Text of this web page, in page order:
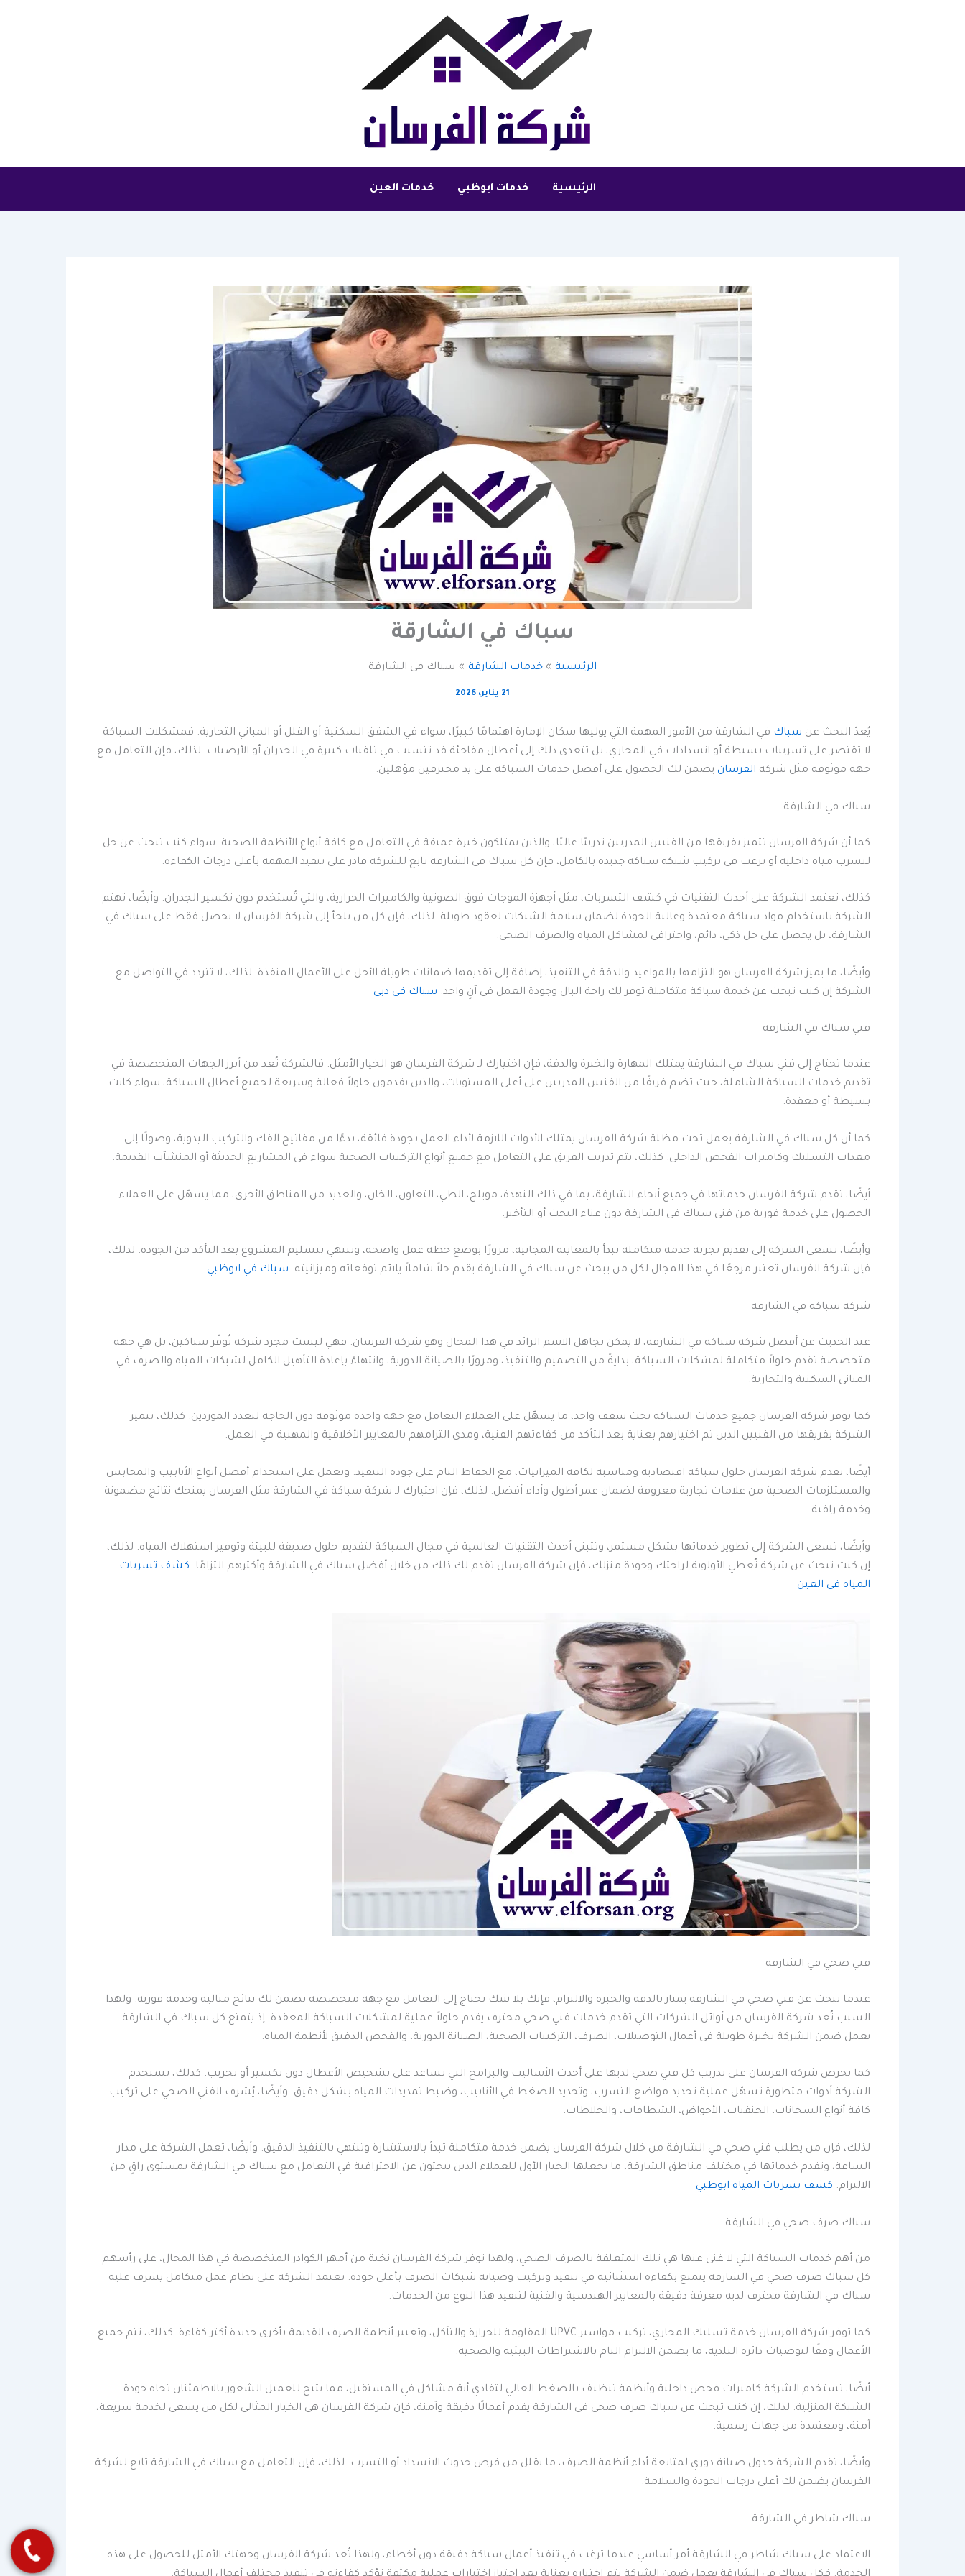
الرئيسية خدمات ابوظبي خدمات العين
سباك في الشارقة
الرئيسية خدمات الشارقة سباك في الشارقة
21 يناير، 2026
يُعدّ البحث عن سباك في الشارقة من الأمور المهمة التي يوليها سكان الإمارة اهتمامًا كبيرًا، سواء في الشقق السكنية أو الفلل أو المباني التجارية. فمشكلات السباكة
لا تقتصر على تسريبات بسيطة أو انسدادات في المجاري، بل تتعدى ذلك إلى أعطال مفاجئة قد تتسبب في تلفيات كبيرة في الجدران أو الأرضيات. لذلك، فإن التعامل مع
جهة موثوقة مثل شركة الفرسان يضمن لك الحصول على أفضل خدمات السباكة على يد محترفين مؤهلين.
سباك في الشارقة
كما أن شركة الفرسان تتميز بفريقها من الفنيين المدربين تدريبًا عاليًا، والذين يمتلكون خبرة عميقة في التعامل مع كافة أنواع الأنظمة الصحية. سواء كنت تبحث عن حل
لتسرب مياه داخلية أو ترغب في تركيب شبكة سباكة جديدة بالكامل، فإن كل سباك في الشارقة تابع للشركة قادر على تنفيذ المهمة بأعلى درجات الكفاءة.
كذلك، تعتمد الشركة على أحدث التقنيات في كشف التسربات، مثل أجهزة الموجات فوق الصوتية والكاميرات الحرارية، والتي تُستخدم دون تكسير الجدران. وأيضًا، تهتم
الشركة باستخدام مواد سباكة معتمدة وعالية الجودة لضمان سلامة الشبكات لعقود طويلة. لذلك، فإن كل من يلجأ إلى شركة الفرسان لا يحصل فقط على سباك في
الشارقة، بل يحصل على حل ذكي، دائم، واحترافي لمشاكل المياه والصرف الصحي.
وأيضًا، ما يميز شركة الفرسان هو التزامها بالمواعيد والدقة في التنفيذ، إضافة إلى تقديمها ضمانات طويلة الأجل على الأعمال المنفذة. لذلك، لا تتردد في التواصل مع
الشركة إن كنت تبحث عن خدمة سباكة متكاملة توفر لك راحة البال وجودة العمل في آنٍ واحد. سباك في دبي
فني سباك في الشارقة
عندما تحتاج إلى فني سباك في الشارقة يمتلك المهارة والخبرة والدقة، فإن اختيارك لـ شركة الفرسان هو الخيار الأمثل. فالشركة تُعد من أبرز الجهات المتخصصة في
تقديم خدمات السباكة الشاملة، حيث تضم فريقًا من الفنيين المدربين على أعلى المستويات، والذين يقدمون حلولاً فعالة وسريعة لجميع أعطال السباكة، سواء كانت
بسيطة أو معقدة.
كما أن كل سباك في الشارقة يعمل تحت مظلة شركة الفرسان يمتلك الأدوات اللازمة لأداء العمل بجودة فائقة، بدءًا من مفاتيح الفك والتركيب اليدوية، وصولًا إلى
معدات التسليك وكاميرات الفحص الداخلي. كذلك، يتم تدريب الفريق على التعامل مع جميع أنواع التركيبات الصحية سواء في المشاريع الحديثة أو المنشآت القديمة.
أيضًا، تقدم شركة الفرسان خدماتها في جميع أنحاء الشارقة، بما في ذلك النهدة، مويلح، الطي، التعاون، الخان، والعديد من المناطق الأخرى، مما يسهّل على العملاء
الحصول على خدمة فورية من فني سباك في الشارقة دون عناء البحث أو التأخير.
وأيضًا، تسعى الشركة إلى تقديم تجربة خدمة متكاملة تبدأ بالمعاينة المجانية، مرورًا بوضع خطة عمل واضحة، وتنتهي بتسليم المشروع بعد التأكد من الجودة. لذلك،
فإن شركة الفرسان تعتبر مرجعًا في هذا المجال لكل من يبحث عن سباك في الشارقة يقدم حلاً شاملاً يلائم توقعاته وميزانيته. سباك في ابوظبي
شركة سباكة في الشارقة
عند الحديث عن أفضل شركة سباكة في الشارقة، لا يمكن تجاهل الاسم الرائد في هذا المجال وهو شركة الفرسان. فهي ليست مجرد شركة تُوفّر سباكين، بل هي جهة
متخصصة تقدم حلولاً متكاملة لمشكلات السباكة، بدايةً من التصميم والتنفيذ، ومرورًا بالصيانة الدورية، وانتهاءً بإعادة التأهيل الكامل لشبكات المياه والصرف في
المباني السكنية والتجارية.
كما توفر شركة الفرسان جميع خدمات السباكة تحت سقف واحد، ما يسهّل على العملاء التعامل مع جهة واحدة موثوقة دون الحاجة لتعدد الموردين. كذلك، تتميز
الشركة بفريقها من الفنيين الذين تم اختيارهم بعناية بعد التأكد من كفاءتهم الفنية، ومدى التزامهم بالمعايير الأخلاقية والمهنية في العمل.
أيضًا، تقدم شركة الفرسان حلول سباكة اقتصادية ومناسبة لكافة الميزانيات، مع الحفاظ التام على جودة التنفيذ. وتعمل على استخدام أفضل أنواع الأنابيب والمحابس
والمستلزمات الصحية من علامات تجارية معروفة لضمان عمر أطول وأداء أفضل. لذلك، فإن اختيارك لـ شركة سباكة في الشارقة مثل الفرسان يمنحك نتائج مضمونة
وخدمة راقية.
وأيضًا، تسعى الشركة إلى تطوير خدماتها بشكل مستمر، وتتبنى أحدث التقنيات العالمية في مجال السباكة لتقديم حلول صديقة للبيئة وتوفير استهلاك المياه. لذلك،
إن كنت تبحث عن شركة تُعطي الأولوية لراحتك وجودة منزلك، فإن شركة الفرسان تقدم لك ذلك من خلال أفضل سباك في الشارقة وأكثرهم التزامًا. كشف تسربات
المياه في العين
فني صحي في الشارقة
عندما تبحث عن فني صحي في الشارقة يمتاز بالدقة والخبرة والالتزام، فإنك بلا شك تحتاج إلى التعامل مع جهة متخصصة تضمن لك نتائج مثالية وخدمة فورية. ولهذا
السبب تُعد شركة الفرسان من أوائل الشركات التي تقدم خدمات فني صحي محترف يقدم حلولاً عملية لمشكلات السباكة المعقدة. إذ يتمتع كل سباك في الشارقة
يعمل ضمن الشركة بخبرة طويلة في أعمال التوصيلات، الصرف، التركيبات الصحية، الصيانة الدورية، والفحص الدقيق لأنظمة المياه.
كما تحرص شركة الفرسان على تدريب كل فني صحي لديها على أحدث الأساليب والبرامج التي تساعد على تشخيص الأعطال دون تكسير أو تخريب. كذلك، تستخدم
الشركة أدوات متطورة تسهّل عملية تحديد مواضع التسرب، وتحديد الضغط في الأنابيب، وضبط تمديدات المياه بشكل دقيق. وأيضًا، يُشرف الفني الصحي على تركيب
كافة أنواع السخانات، الحنفيات، الأحواض، الشطافات، والخلاطات.
لذلك، فإن من يطلب فني صحي في الشارقة من خلال شركة الفرسان يضمن خدمة متكاملة تبدأ بالاستشارة وتنتهي بالتنفيذ الدقيق. وأيضًا، تعمل الشركة على مدار
الساعة، وتقدم خدماتها في مختلف مناطق الشارقة، ما يجعلها الخيار الأول للعملاء الذين يبحثون عن الاحترافية في التعامل مع سباك في الشارقة بمستوى راقٍ من
الالتزام. كشف تسربات المياه ابوظبي
سباك صرف صحي في الشارقة
من أهم خدمات السباكة التي لا غنى عنها هي تلك المتعلقة بالصرف الصحي، ولهذا توفر شركة الفرسان نخبة من أمهر الكوادر المتخصصة في هذا المجال، على رأسهم
كل سباك صرف صحي في الشارقة يتمتع بكفاءة استثنائية في تنفيذ وتركيب وصيانة شبكات الصرف بأعلى جودة. تعتمد الشركة على نظام عمل متكامل يشرف عليه
سباك في الشارقة محترف لديه معرفة دقيقة بالمعايير الهندسية والفنية لتنفيذ هذا النوع من الخدمات.
كما توفر شركة الفرسان خدمة تسليك المجاري، تركيب مواسير UPVC المقاومة للحرارة والتآكل، وتغيير أنظمة الصرف القديمة بأخرى جديدة أكثر كفاءة. كذلك، تتم جميع
الأعمال وفقًا لتوصيات دائرة البلدية، ما يضمن الالتزام التام بالاشتراطات البيئية والصحية.
أيضًا، تستخدم الشركة كاميرات فحص داخلية وأنظمة تنظيف بالضغط العالي لتفادي أية مشاكل في المستقبل، مما يتيح للعميل الشعور بالاطمئنان تجاه جودة
الشبكة المنزلية. لذلك، إن كنت تبحث عن سباك صرف صحي في الشارقة يقدم أعمالًا دقيقة وآمنة، فإن شركة الفرسان هي الخيار المثالي لكل من يسعى لخدمة سريعة،
آمنة، ومعتمدة من جهات رسمية.
وأيضًا، تقدم الشركة جدول صيانة دوري لمتابعة أداء أنظمة الصرف، ما يقلل من فرص حدوث الانسداد أو التسرب. لذلك، فإن التعامل مع سباك في الشارقة تابع لشركة
الفرسان يضمن لك أعلى درجات الجودة والسلامة.
سباك شاطر في الشارقة
الاعتماد على سباك شاطر في الشارقة أمر أساسي عندما ترغب في تنفيذ أعمال سباكة دقيقة دون أخطاء، ولهذا تُعد شركة الفرسان وجهتك الأمثل للحصول على هذه